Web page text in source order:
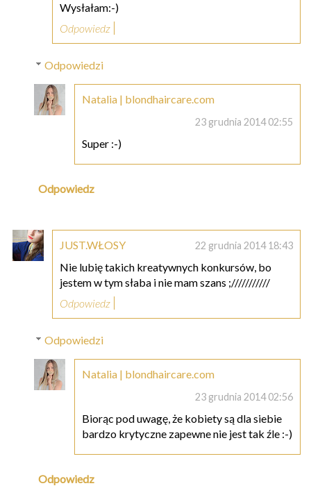
Wysłałam:-)
Odpowiedz
Odpowiedzi
Natalia | blondhaircare.com
23 grudnia 2014 02:55
Super :-)
Odpowiedz
JUST.WŁOSY 22 grudnia 2014 18:43
Nie lubię takich kreatywnych konkursów, bo
jestem w tym słaba i nie mam szans ;///////////
Odpowiedz
Odpowiedzi
Natalia | blondhaircare.com
23 grudnia 2014 02:56
Biorąc pod uwagę, że kobiety są dla siebie
bardzo krytyczne zapewne nie jest tak źle :-)
Odpowiedz